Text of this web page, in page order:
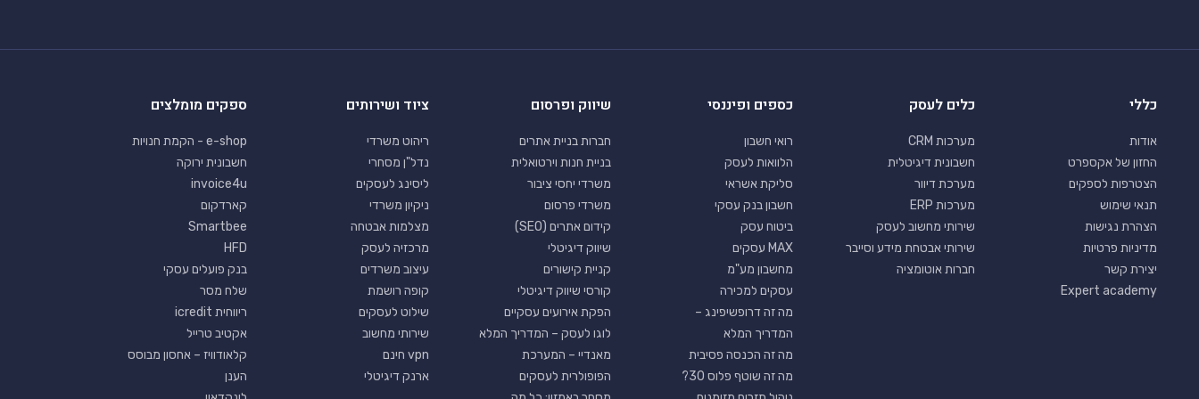
כללי
אודות
החזון של אקספרט
הצטרפות לספקים
תנאי שימוש
הצהרת נגישות
מדיניות פרטיות
יצירת קשר
Expert academy
כלים לעסק
מערכות CRM
חשבונית דיגיטלית
מערכת דיוור
מערכות ERP
שירותי מחשוב לעסק
שירותי אבטחת מידע וסייבר
חברות אוטומציה
כספים ופיננסי
רואי חשבון
הלוואות לעסק
סליקת אשראי
חשבון בנק עסקי
ביטוח עסק
MAX עסקים
מחשבון מע"מ
עסקים למכירה
מה זה דרופשיפינג –
המדריך המלא
מה זה הכנסה פסיבית
מה זה שוטף פלוס 30?
שיווק ופרסום
חברות בניית אתרים
בניית חנות וירטואלית
משרדי יחסי ציבור
משרדי פרסום
קידום אתרים (SEO)
שיווק דיגיטלי
קניית קישורים
קורסי שיווק דיגיטלי
הפקת אירועים עסקיים
לוגו לעסק – המדריך המלא
מאנדיי – המערכת
הפופולרית לעסקים
ציוד ושירותים
ריהוט משרדי
נדל"ן מסחרי
ליסינג לעסקים
ניקיון משרדי
מצלמות אבטחה
מרכזיה לעסק
עיצוב משרדים
קופה רושמת
שילוט לעסקים
שירותי מחשוב
vpn חינם
ארנק דיגיטלי
ספקים מומלצים
e-shop - הקמת חנויות
חשבונית ירוקה
invoice4u
קארדקום
Smartbee
HFD
בנק פועלים עסקי
שלח מסר
ריווחית icredit
אקטיב טרייל
קלאודוויז – אחסון מבוסס
הענן